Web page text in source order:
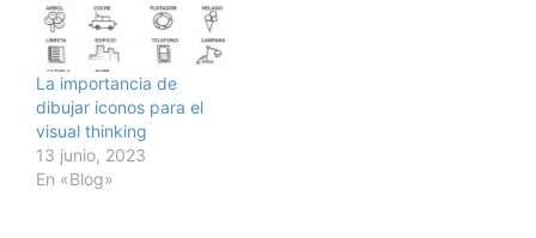
La importancia de
dibujar iconos para el
visual thinking
13 junio, 2023
En «Blog»